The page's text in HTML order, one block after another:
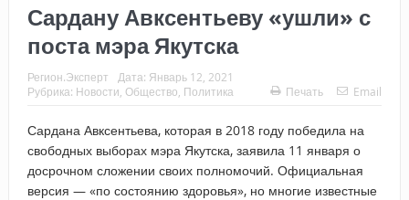
Сардану Авксентьеву «ушли» с
поста мэра Якутска
Регион.Эксперт Дата: Январь 12, 2021
Рубрика: Новости Общество Политика Печать Email
Сардана Авксентьева, которая в 2018 году победила на
свободных выборах мэра Якутска, заявила 11 января о
досрочном сложении своих полномочий. Официальная
версия — «по состоянию здоровья», но многие известные